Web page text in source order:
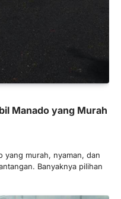
Manado yang Murah
yang murah, nyaman, dan
Banyaknya pilihan